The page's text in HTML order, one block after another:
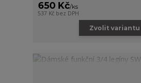
650 Kč/ks
537 Kč bez DPH
Zvolit variantu